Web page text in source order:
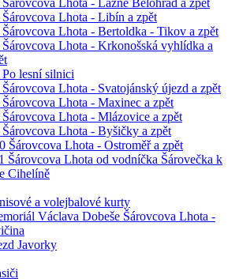
Lhota - Lázně Bělohrad a zpět
Šárovcova Lhota - Libín a zpět
Šárovcova Lhota - Bertoldka - Tikov a zpět
Šárovcova Lhota - Krkonošská vyhlídka a
Po lesní silnici
Lhota - Svatojánský újezd a zpět
Šárovcova Lhota - Maxinec a zpět
Šárovcova Lhota - Mlázovice a zpět
Šárovcova Lhota - Byšičky a zpět
Šárovcova Lhota - Ostroměř a zpět
Šárovcova Lhota od vodníčka Šárovečka k
Cihelíně
a volejbalové kurty
Václava Dobeše Šárovcova Lhota -
Javorky